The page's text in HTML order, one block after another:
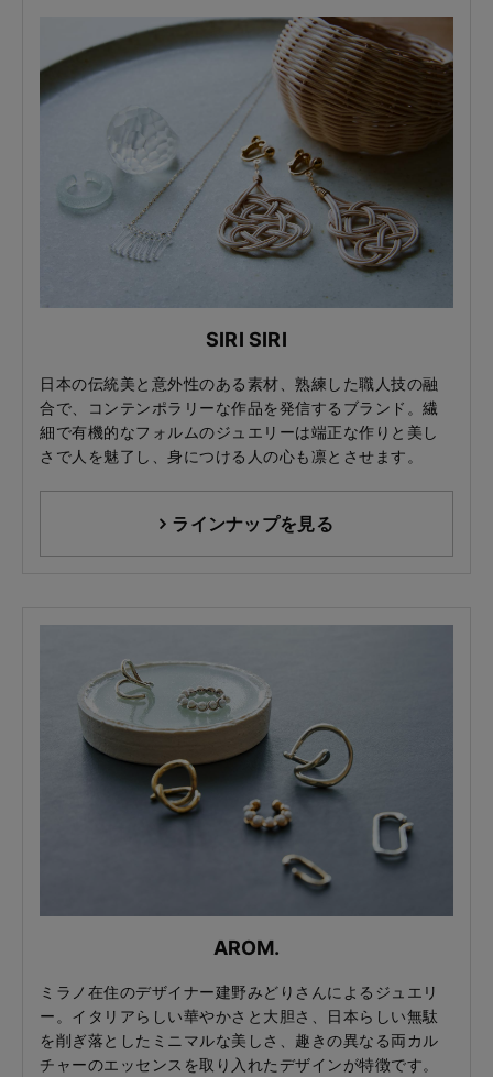
SIRI SIRI
日本の伝統美と意外性のある素材、熟練した職人技の融
合で、コンテンポラリーな作品を発信するブランド。繊
細で有機的なフォルムのジュエリーは端正な作りと美し
さで人を魅了し、身につける人の心も凛とさせます。
ラインナップを見る
AROM.
ミラノ在住のデザイナー建野みどりさんによるジュエリ
ー。イタリアらしい華やかさと大胆さ、日本らしい無駄
を削ぎ落としたミニマルな美しさ、趣きの異なる両カル
チャーのエッセンスを取り入れたデザインが特徴です。